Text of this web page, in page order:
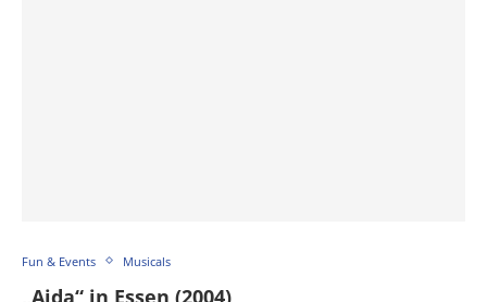
Fun & Events Musicals
„Aida“ in Essen (2004)